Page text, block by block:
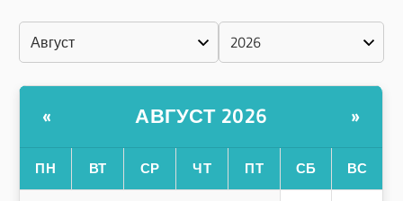
« АВГУСТ 2026 »
ПН ВТ СР ЧТ ПТ СБ ВС